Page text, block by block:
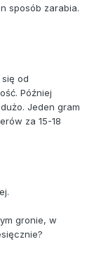
sposób zarabia.
od
Później
Jeden gram
za 15-18
gronie, w